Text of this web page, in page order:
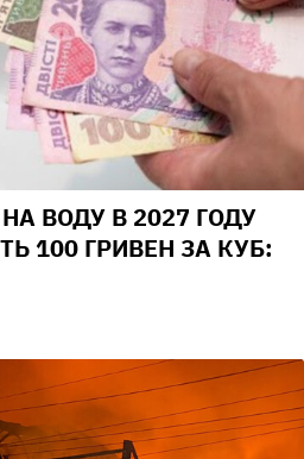
ВОДУ В 2027 ГОДУ
100 ГРИВЕН ЗА КУБ: